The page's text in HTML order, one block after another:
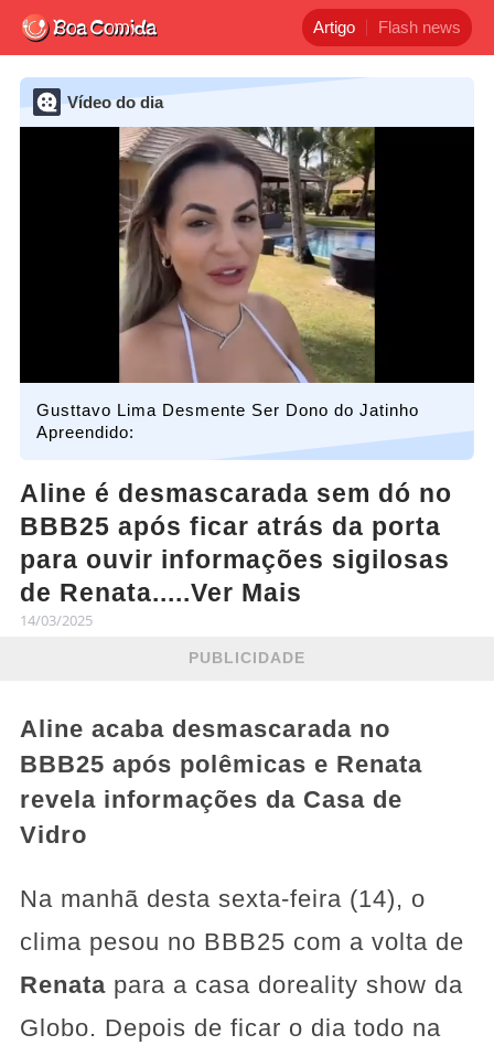
Artigo Flash news
Vídeo do dia
Gusttavo Lima Desmente Ser Dono do Jatinho
Apreendido:
Aline é desmascarada sem dó no
BBB25 após ficar atrás da porta
para ouvir informações sigilosas
de Renata.....Ver Mais
14/03/2025
PUBLICIDADE
Aline acaba desmascarada no
BBB25 após polêmicas e Renata
revela informações da Casa de
Vidro
Na manhã desta sexta-feira (14), o
clima pesou no BBB25 com a volta de
Renata para a casa doreality show da
Globo. Depois de ficar o dia todo na